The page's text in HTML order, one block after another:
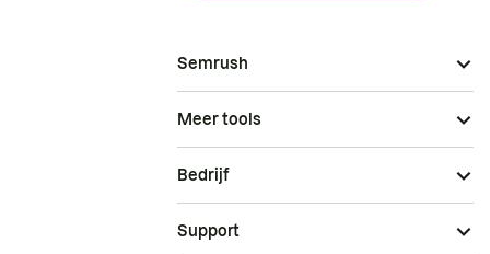
Semrush
Meer tools
Bedrijf
Support